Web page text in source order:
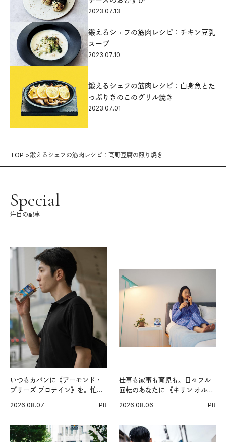
2023.07.13
鍛えるシェフの筋肉レシピ：チキン豆乳
スープ
2023.07.10
鍛えるシェフの筋肉レシピ：白身魚とた
っぷりきのこのグリル焼き
2023.07.01
TOP 鍛えるシェフの筋肉レシピ：高野豆腐の照り焼き
Special
注目の記事
いつもカバンに《アーモンド・
ブリーズ プロテイン》を。忙し
グ習慣。
2026.08.07 PR
仕事も家事も育児も。日々フル
回転のあなたに 《キリン オルニ
2026.08.06 PR